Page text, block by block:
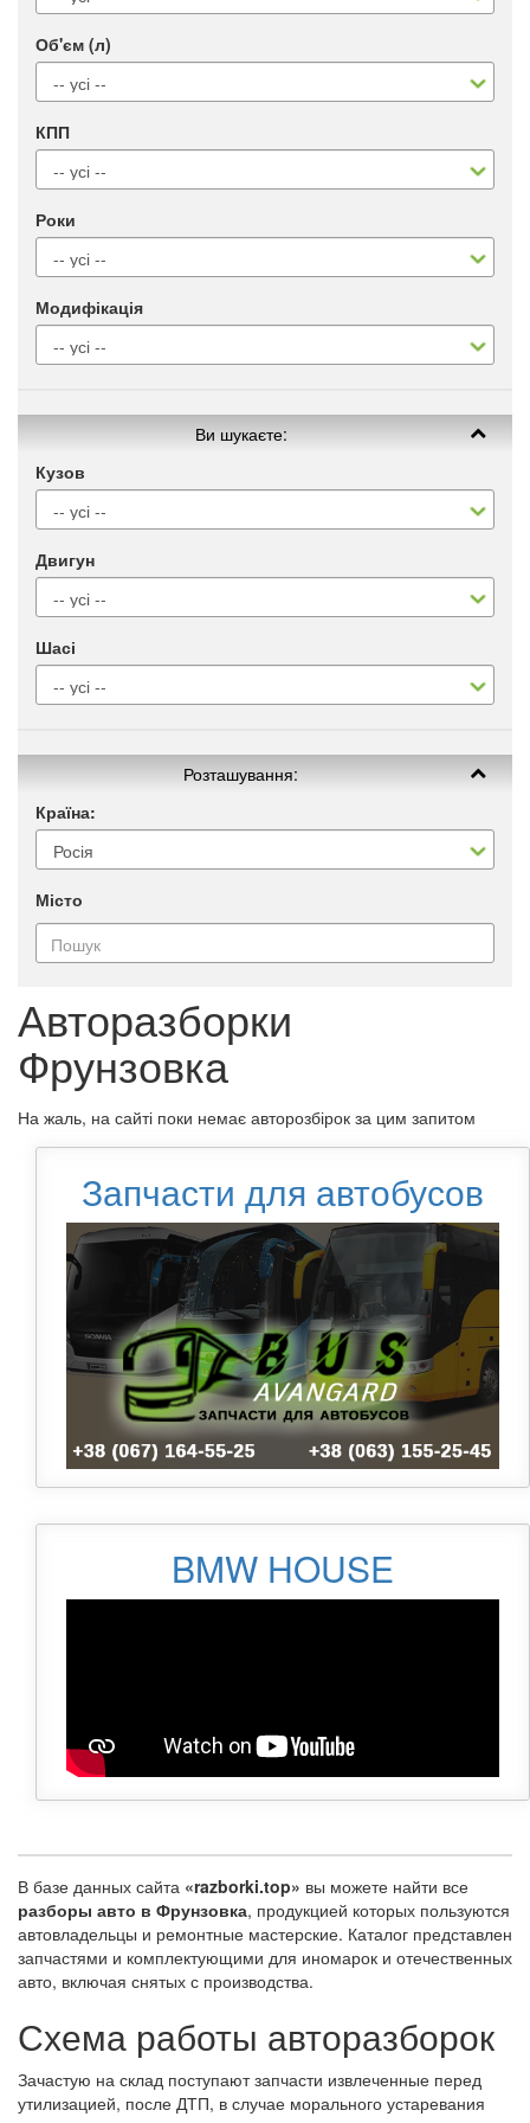
Об'єм (л)
КПП
Роки
Модифікація
Ви шукаєте:
Кузов
Двигун
Шасі
Розташування:
Країна:
Місто
Авторазборки
Фрунзовка
На жаль, на сайті поки немає авторозбірок за цим запитом
Запчасти для автобусов
BMW HOUSE
В базе данных сайта «razborki.top» вы можете найти все
разборы авто в Фрунзовка, продукцией которых пользуются
автовладельцы и ремонтные мастерские. Каталог представлен
запчастями и комплектующими для иномарок и отечественных
авто, включая снятых с производства.
Схема работы авторазборок
Зачастую на склад поступают запчасти извлеченные перед
утилизацией, после ДТП, в случае морального устаревания